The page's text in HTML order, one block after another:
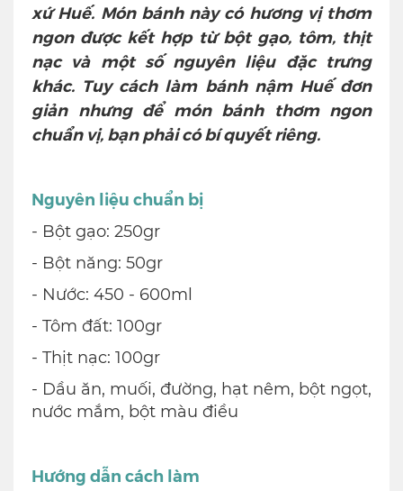
xứ Huế. Món bánh này có hương vị thơm
ngon được kết hợp từ bột gạo, tôm, thịt
nạc và một số nguyên liệu đặc trưng
khác. Tuy cách làm bánh nậm Huế đơn
giản nhưng để món bánh thơm ngon
chuẩn vị, bạn phải có bí quyết riêng.
Nguyên liệu chuẩn bị
- Bột gạo: 250gr
- Bột năng: 50gr
- Nước: 450 - 600ml
- Tôm đất: 100gr
- Thịt nạc: 100gr
- Dầu ăn, muối, đường, hạt nêm, bột ngọt,
nước mắm, bột màu điều
Hướng dẫn cách làm